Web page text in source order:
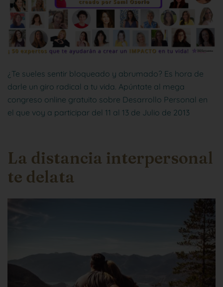
¿Te sueles sentir bloqueado y abrumado? Es hora de
darle un giro radical a tu vida. Apúntate al mega
congreso online gratuito sobre Desarrollo Personal en
el que voy a participar del 11 al 13 de Julio de 2013
La distancia interpersonal
te delata